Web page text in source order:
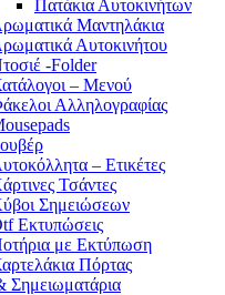
Πατάκια Αυτοκινήτων
Μαντηλάκια
Αυτοκινήτου
-Folder
– Μενού
Αλληλογραφίας
– Ετικέτες
Τσάντες
Σημειώσεων
Εκτυπώσεις
με Εκτύπωση
Πόρτας
Σημειωματάρια